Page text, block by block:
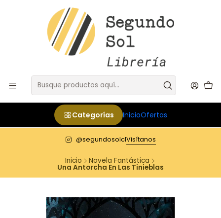
Categorías InicioOfertas
@segundosolclVisítanos
Inicio Novela Fantástica
Una Antorcha En Las Tinieblas